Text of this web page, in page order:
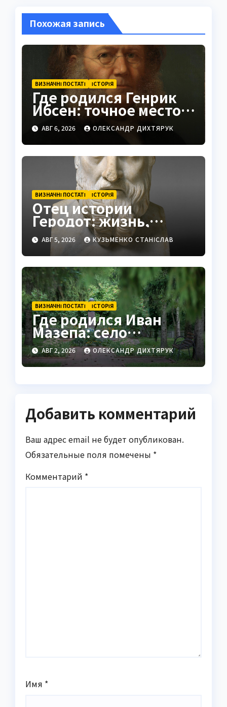
Похожая запись
ВИЗНАЧНІ ПОСТАТІ ІСТОРІЯ
Где родился Генрик
Ибсен: точное место и
история
АВГ 6, 2026 ОЛЕКСАНДР ДИХТЯРУК
ВИЗНАЧНІ ПОСТАТІ ІСТОРІЯ
Отец истории
Геродот: жизнь,
труды и наследие
АВГ 5, 2026 КУЗЬМЕНКО СТАНІСЛАВ
ВИЗНАЧНІ ПОСТАТІ ІСТОРІЯ
Где родился Иван
Мазепа: село
Мазепинцы и корни
легендарного гетмана
АВГ 2, 2026 ОЛЕКСАНДР ДИХТЯРУК
Добавить комментарий
Ваш адрес email не будет опубликован.
Обязательные поля помечены *
Комментарий *
Имя *